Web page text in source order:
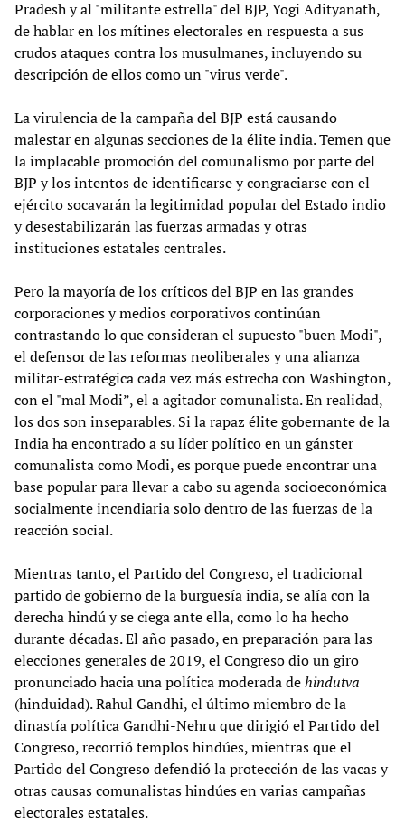
Pradesh y al "militante estrella" del BJP, Yogi Adityanath,
de hablar en los mítines electorales en respuesta a sus
crudos ataques contra los musulmanes, incluyendo su
descripción de ellos como un "virus verde".
La virulencia de la campaña del BJP está causando
malestar en algunas secciones de la élite india. Temen que
la implacable promoción del comunalismo por parte del
BJP y los intentos de identificarse y congraciarse con el
ejército socavarán la legitimidad popular del Estado indio
y desestabilizarán las fuerzas armadas y otras
instituciones estatales centrales.
Pero la mayoría de los críticos del BJP en las grandes
corporaciones y medios corporativos continúan
contrastando lo que consideran el supuesto "buen Modi",
el defensor de las reformas neoliberales y una alianza
militar-estratégica cada vez más estrecha con Washington,
con el "mal Modi”, el a agitador comunalista. En realidad,
los dos son inseparables. Si la rapaz élite gobernante de la
India ha encontrado a su líder político en un gánster
comunalista como Modi, es porque puede encontrar una
base popular para llevar a cabo su agenda socioeconómica
socialmente incendiaria solo dentro de las fuerzas de la
reacción social.
Mientras tanto, el Partido del Congreso, el tradicional
partido de gobierno de la burguesía india, se alía con la
derecha hindú y se ciega ante ella, como lo ha hecho
durante décadas. El año pasado, en preparación para las
elecciones generales de 2019, el Congreso dio un giro
pronunciado hacia una política moderada dehindutva
(hinduidad). Rahul Gandhi, el último miembro de la
dinastía política Gandhi-Nehru que dirigió el Partido del
Congreso, recorrió templos hindúes, mientras que el
Partido del Congreso defendió la protección de las vacas y
otras causas comunalistas hindúes en varias campañas
electorales estatales.